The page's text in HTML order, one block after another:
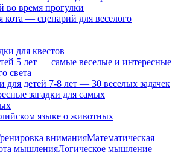
во время прогулки
кота — сценарий для веселого
для квестов
5 лет — самые веселые и интересные
света
для детей 7-8 лет — 30 веселых задачек
загадки для самых
языке о животных
вниманияМатематическая
мышленияЛогическое мышление